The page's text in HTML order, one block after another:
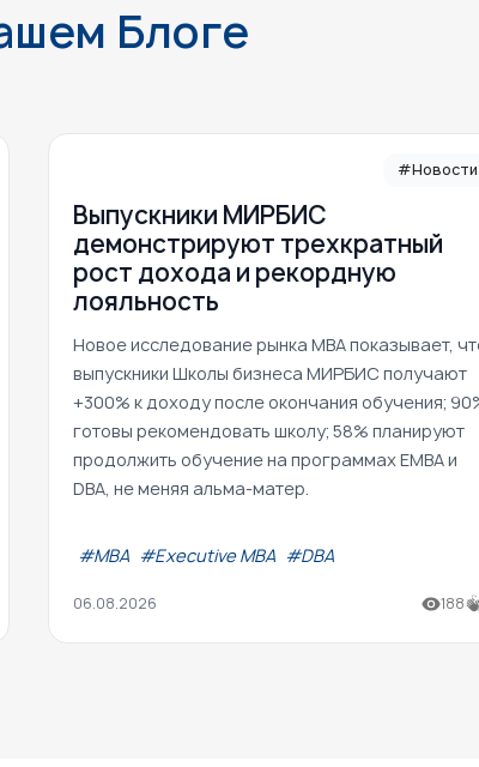
Блоге
#Новости
Выпускники МИРБИС
демонстрируют трехкратный
рост дохода и рекордную
лояльность
Новое исследование рынка MBA показывает,
выпускники Школы бизнеса МИРБИС получают
+300% к доходу после окончания обучения;
готовы рекомендовать школу; 58% планируют
продолжить обучение на программах EMBA и
DBA, не меняя альма-матер.
#МВА #Executive MBA #DBA
06.08.2026 188